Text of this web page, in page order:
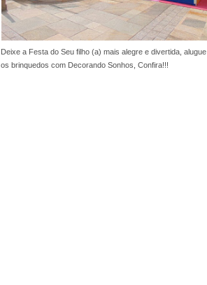
Deixe a Festa do Seu filho (a) mais alegre e divertida, alugue
os brinquedos com Decorando Sonhos, Confira!!!